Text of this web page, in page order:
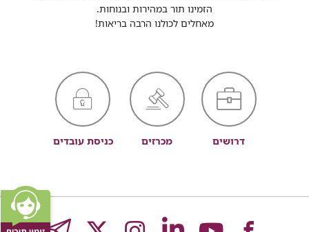
הזמינו תור במהירות ובנוחות.
מאחלים לכולנו הרבה בריאות!
דרושים מכרזים כניסת עובדים